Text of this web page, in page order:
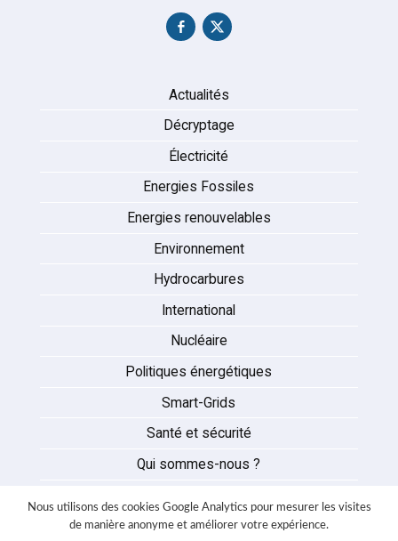
Actualités
Décryptage
Électricité
Energies Fossiles
Energies renouvelables
Environnement
Hydrocarbures
International
Nucléaire
Politiques énergétiques
Smart-Grids
Santé et sécurité
Qui sommes-nous ?
Partenaires
Nous utilisons des cookies Google Analytics pour mesurer les visites
de manière anonyme et améliorer votre expérience.